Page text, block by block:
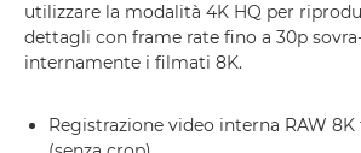
utilizzare la modalità 4K HQ per
dettagli con frame rate fino a 30p
internamente i filmati 8K.
Registrazione video interna RAW 8K